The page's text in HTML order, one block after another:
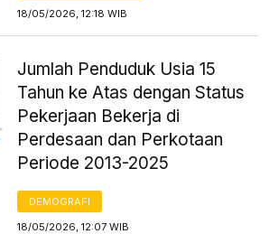
18/05/2026, 12:18 WIB
Jumlah Penduduk Usia 15
Tahun ke Atas dengan Status
Pekerjaan Bekerja di
Perdesaan dan Perkotaan
Periode 2013-2025
DEMOGRAFI
18/05/2026, 12:07 WIB